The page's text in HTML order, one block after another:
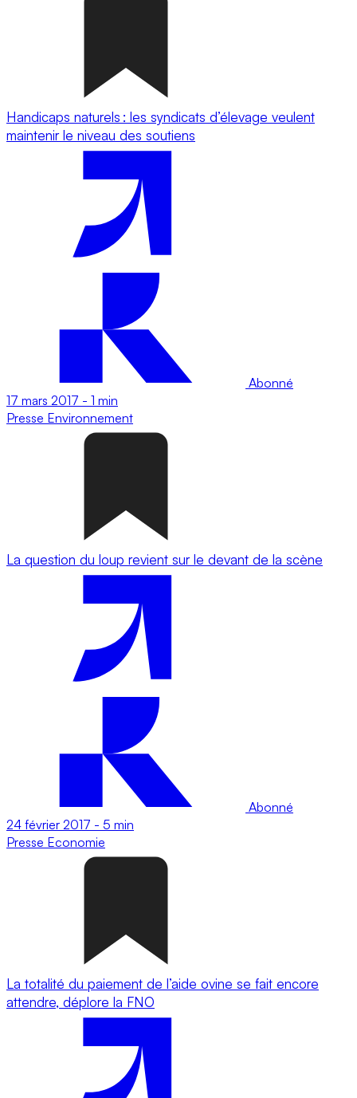
Handicaps naturels : les syndicats d’élevage veulent
maintenir le niveau des soutiens
Abonné
17 mars 2017 - 1 min
Presse Environnement
La question du loup revient sur le devant de la scène
Abonné
24 février 2017 - 5 min
Presse Economie
La totalité du paiement de l’aide ovine se fait encore
attendre, déplore la FNO